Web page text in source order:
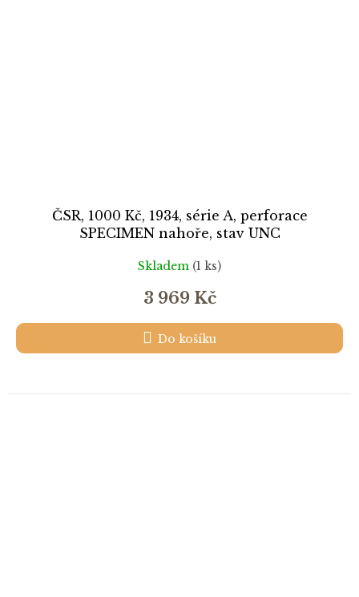
ČSR, 1000 Kč, 1934, série A, perforace
SPECIMEN nahoře, stav UNC
Skladem (1 ks)
3 969 Kč
Do košíku